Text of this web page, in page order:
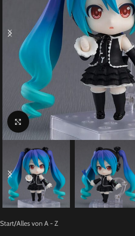
Click to enlarge
Start/Alles von A - Z